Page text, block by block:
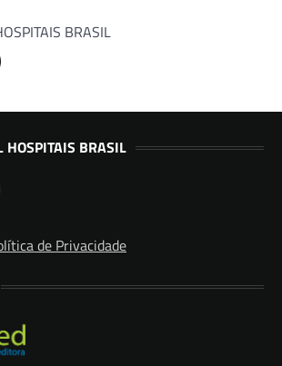
BRASIL
HOSPITAIS BRASIL
de Privacidade